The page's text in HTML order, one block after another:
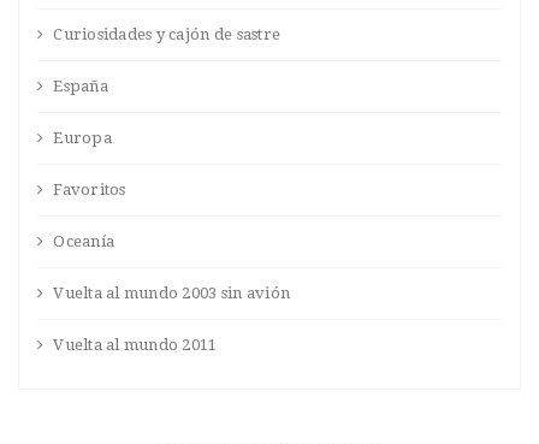
Curiosidades y cajón de sastre
España
Europa
Favoritos
Oceanía
Vuelta al mundo 2003 sin avión
Vuelta al mundo 2011